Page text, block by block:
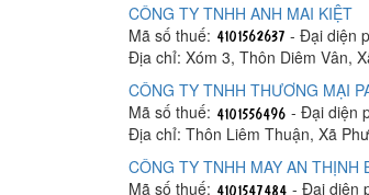
CÔNG TY TNHH ANH MAI KIỆT
Mã số thuế:
- Đại diện
Địa chỉ: Xóm 3, Thôn Diêm Vân,
CÔNG TY TNHH THƯƠNG MẠI
Mã số thuế:
- Đại diện
Địa chỉ: Thôn Liêm Thuận, Xã
CÔNG TY TNHH MAY AN THỊNH
Mã số thuế:
- Đại diện